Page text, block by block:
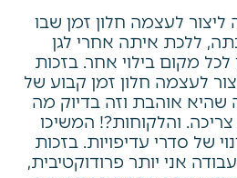
לעצמה חלון זמן שבו
ללכת איתה אחרי לגן
מקום בילוי אחר. בזכות
לעצמה חלון זמן קבוע של
שהיא אוהבת וזה בדיוק מה
והלקוחות?! המשיכו
של סדרי עדיפויות. בזכות
אני יותר פרודוקטיבית,